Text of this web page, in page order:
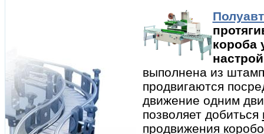
короба
выполнена из
продвигаются
движение одним
позволяет добиться
продвижения